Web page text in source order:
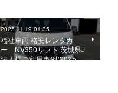
2025.11.19 01:35
福祉車両 格安レンタカ
ー NV350リフト 茨城県J
法人様ご利用事例(2025.…